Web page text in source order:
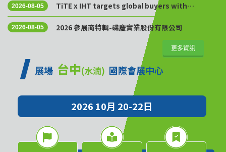
2026-08-05
TiTE x IHT targets global buyers with
Golden Sourcing Week
2026-08-05 2026 參展商特輯-磯慶實業股份有限公司
更多資訊
展場 台中(水湳) 國際會展中心
2026 10月 20-22日